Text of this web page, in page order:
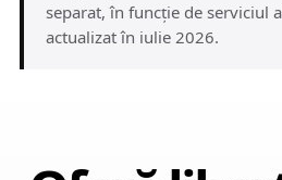
separat, în funcție de serviciul
actualizat în iulie 2026.